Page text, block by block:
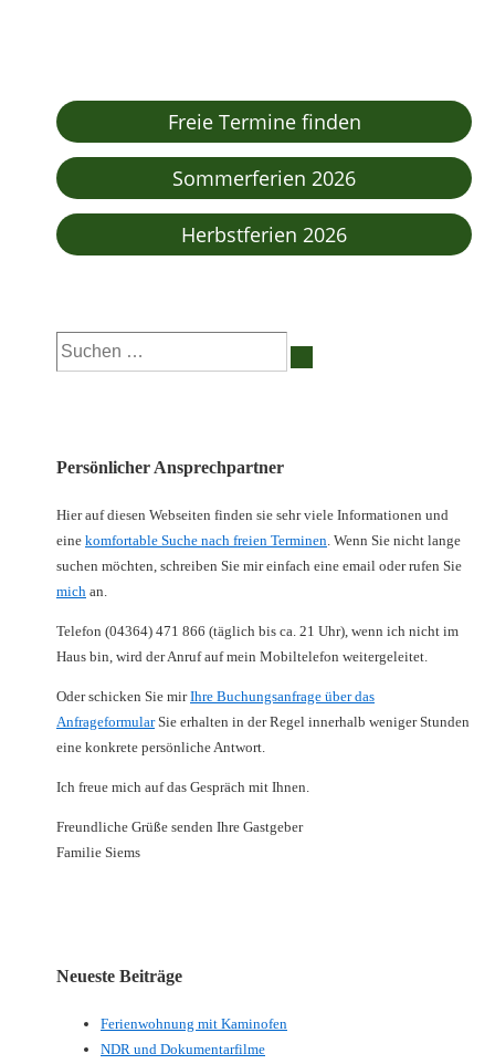
Freie Termine finden
Sommerferien 2026
Herbstferien 2026
Suchen
nach:
Persönlicher Ansprechpartner
Hier auf diesen Webseiten finden sie sehr viele Informationen und
eine komfortable Suche nach freien Terminen. Wenn Sie nicht lange
suchen möchten, schreiben Sie mir einfach eine email oder rufen Sie
mich an.
Telefon (04364) 471 866 (täglich bis ca. 21 Uhr), wenn ich nicht im
Haus bin, wird der Anruf auf mein Mobiltelefon weitergeleitet.
Oder schicken Sie mirIhre Buchungsanfrage über das
AnfrageformularSie erhalten in der Regel innerhalb weniger Stunden
eine konkrete persönliche Antwort.
Ich freue mich auf das Gespräch mit Ihnen.
Freundliche Grüße senden Ihre Gastgeber
Familie Siems
Neueste Beiträge
Ferienwohnung mit Kaminofen
NDR und Dokumentarfilme